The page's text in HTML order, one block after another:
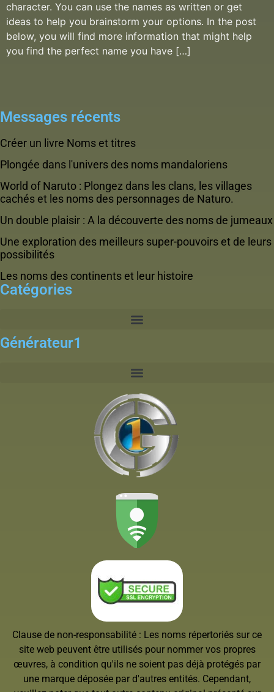
character. You can use the names as written or get
ideas to help you brainstorm your options. In the post
below, you will find more information that might help
you find the perfect name you have […]
Messages récents
Créer un livre Noms et titres
Plongée dans l'univers des noms mandaloriens
World of Naruto : Plongez dans les clans, les villages
cachés et les noms des personnages de Naturo.
Un double plaisir : A la découverte des noms de jumeaux
Une exploration des meilleurs super-pouvoirs et de leurs
possibilités
Les noms des continents et leur histoire
Catégories
Générateur1
Clause de non-responsabilité : Les noms répertoriés sur ce
site web peuvent être utilisés pour nommer vos propres
œuvres, à condition qu'ils ne soient pas déjà protégés par
une marque déposée par d'autres entités. Cependant,